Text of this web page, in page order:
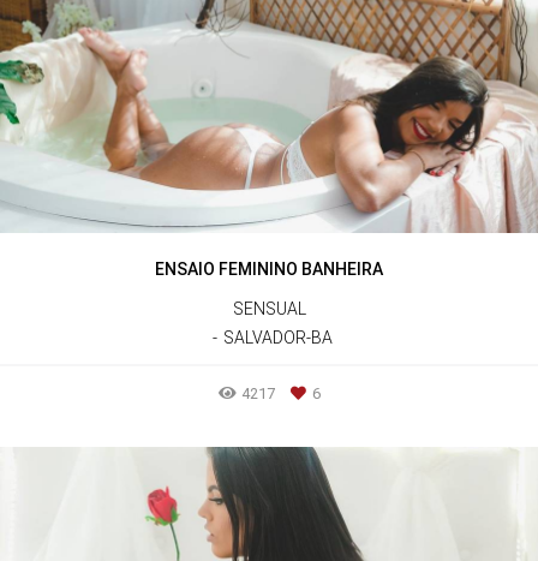
ENSAIO FEMININO BANHEIRA
SENSUAL
SALVADOR-BA
4217 6